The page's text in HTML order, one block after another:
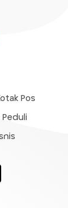
Pos
Peduli